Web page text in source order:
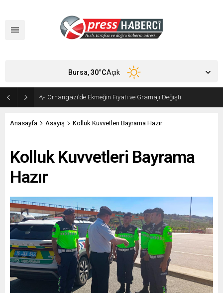
Orhangazi’de Ekmeğin Fiyatı ve Gramajı Değişti
Bursa,30°CAçık
Anasayfa Asayiş Kolluk Kuvvetleri Bayrama Hazır
Kolluk Kuvvetleri Bayrama
Hazır